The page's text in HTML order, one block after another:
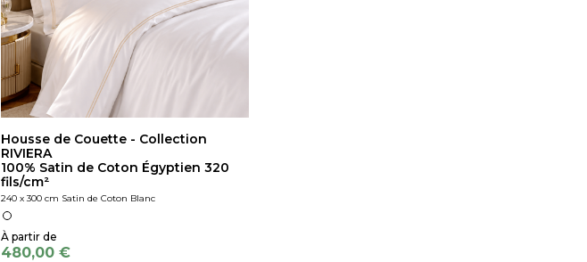
Housse de Couette - Collection
RIVIERA
100% Satin de Coton Égyptien 320
fils/cm²
240 x 300 cm Satin de Coton Blanc
480,00 €